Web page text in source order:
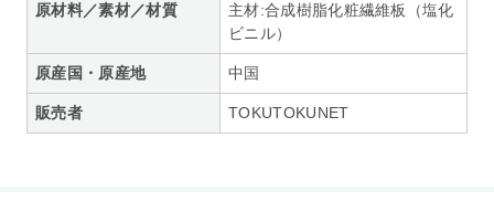
原材料／素材／材質
主材:合成樹脂化粧繊維板（塩化
ビニル）
原産国・原産地 中国
販売者 TOKUTOKUNET